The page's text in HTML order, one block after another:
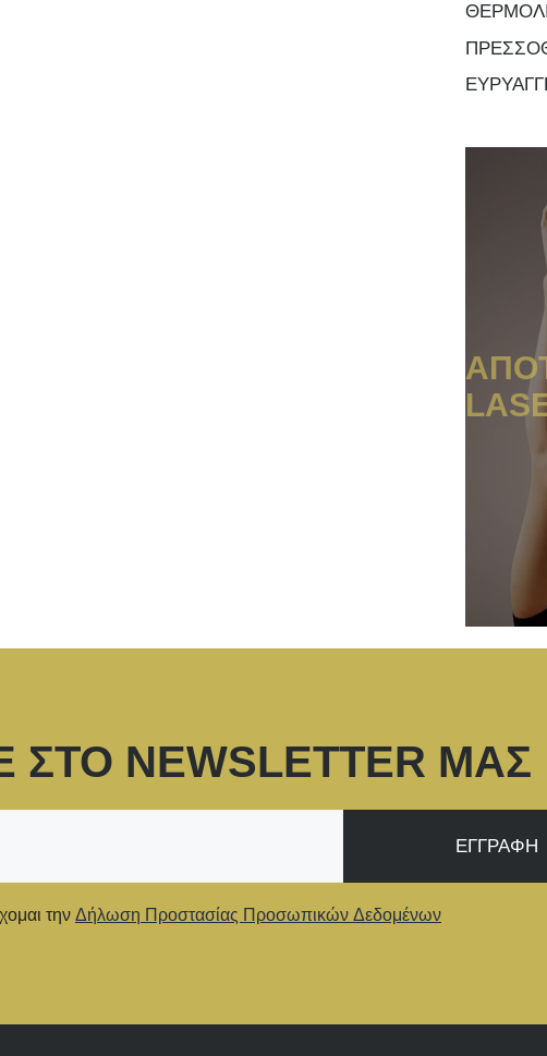
ΣΤΟ NEWSLETTER ΜΑΣ
την Δήλωση Προστασίας Προσωπικών Δεδομένων